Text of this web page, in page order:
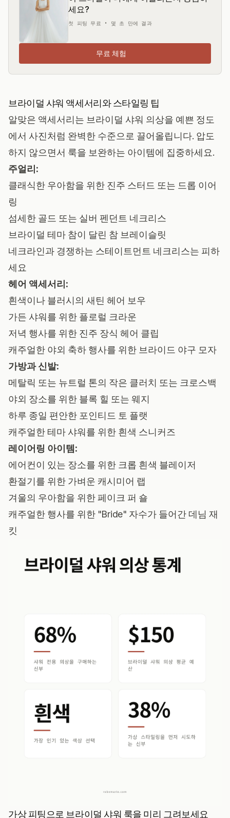
세요?
첫 피팅 무료 • 몇 초 만에 결과
무료 체험
브라이덜 샤워 액세서리와 스타일링 팁
알맞은 액세서리는 브라이덜 샤워 의상을 예쁜 정도
에서 사진처럼 완벽한 수준으로 끌어올립니다. 압도
하지 않으면서 룩을 보완하는 아이템에 집중하세요.
주얼리:
클래식한 우아함을 위한 진주 스터드 또는 드롭 이어
링
섬세한 골드 또는 실버 펜던트 네크리스
브라이덜 테마 참이 달린 참 브레이슬릿
네크라인과 경쟁하는 스테이트먼트 네크리스는 피하
세요
헤어 액세서리:
흰색이나 블러시의 새틴 헤어 보우
가든 샤워를 위한 플로럴 크라운
저녁 행사를 위한 진주 장식 헤어 클립
캐주얼한 야외 축하 행사를 위한 브라이드 야구 모자
가방과 신발:
메탈릭 또는 뉴트럴 톤의 작은 클러치 또는 크로스백
야외 장소를 위한 블록 힐 또는 웨지
하루 종일 편안한 포인티드 토 플랫
캐주얼한 테마 샤워를 위한 흰색 스니커즈
레이어링 아이템:
에어컨이 있는 장소를 위한 크롭 흰색 블레이저
환절기를 위한 가벼운 캐시미어 랩
겨울의 우아함을 위한 페이크 퍼 숄
캐주얼한 행사를 위한 "Bride" 자수가 들어간 데님 재
킷
가상 피팅으로 브라이덜 샤워 룩을 미리 그려보세요